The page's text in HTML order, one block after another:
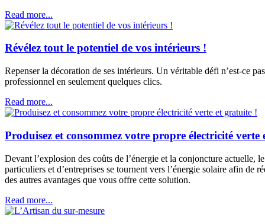
Read more...
Révélez tout le potentiel de vos intérieurs !
Repenser la décoration de ses intérieurs. Un véritable défi n’est-ce
professionnel en seulement quelques clics.
Read more...
Produisez et consommez votre propre électricité verte
Devant l’explosion des coûts de l’énergie et la conjoncture actuelle,
particuliers et d’entreprises se tournent vers l’énergie solaire afin de
des autres avantages que vous offre cette solution.
Read more...